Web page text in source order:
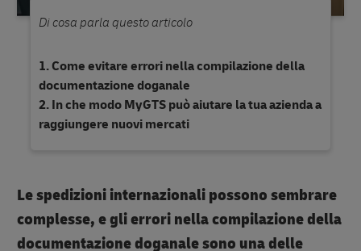
Di cosa parla questo articolo
Come evitare errori nella compilazione della
documentazione doganale
In che modo MyGTS può aiutare la tua azienda a
raggiungere nuovi mercati
Le spedizioni internazionali possono sembrare
complesse, e gli errori nella compilazione della
documentazione doganale sono una delle